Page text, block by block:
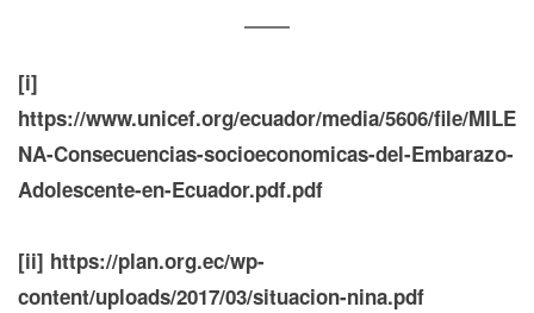
[i]
https://www.unicef.org/ecuador/media/5606/file/MILE
NA-Consecuencias-socioeconomicas-del-Embarazo-
Adolescente-en-Ecuador.pdf.pdf
[ii] https://plan.org.ec/wp-
content/uploads/2017/03/situacion-nina.pdf